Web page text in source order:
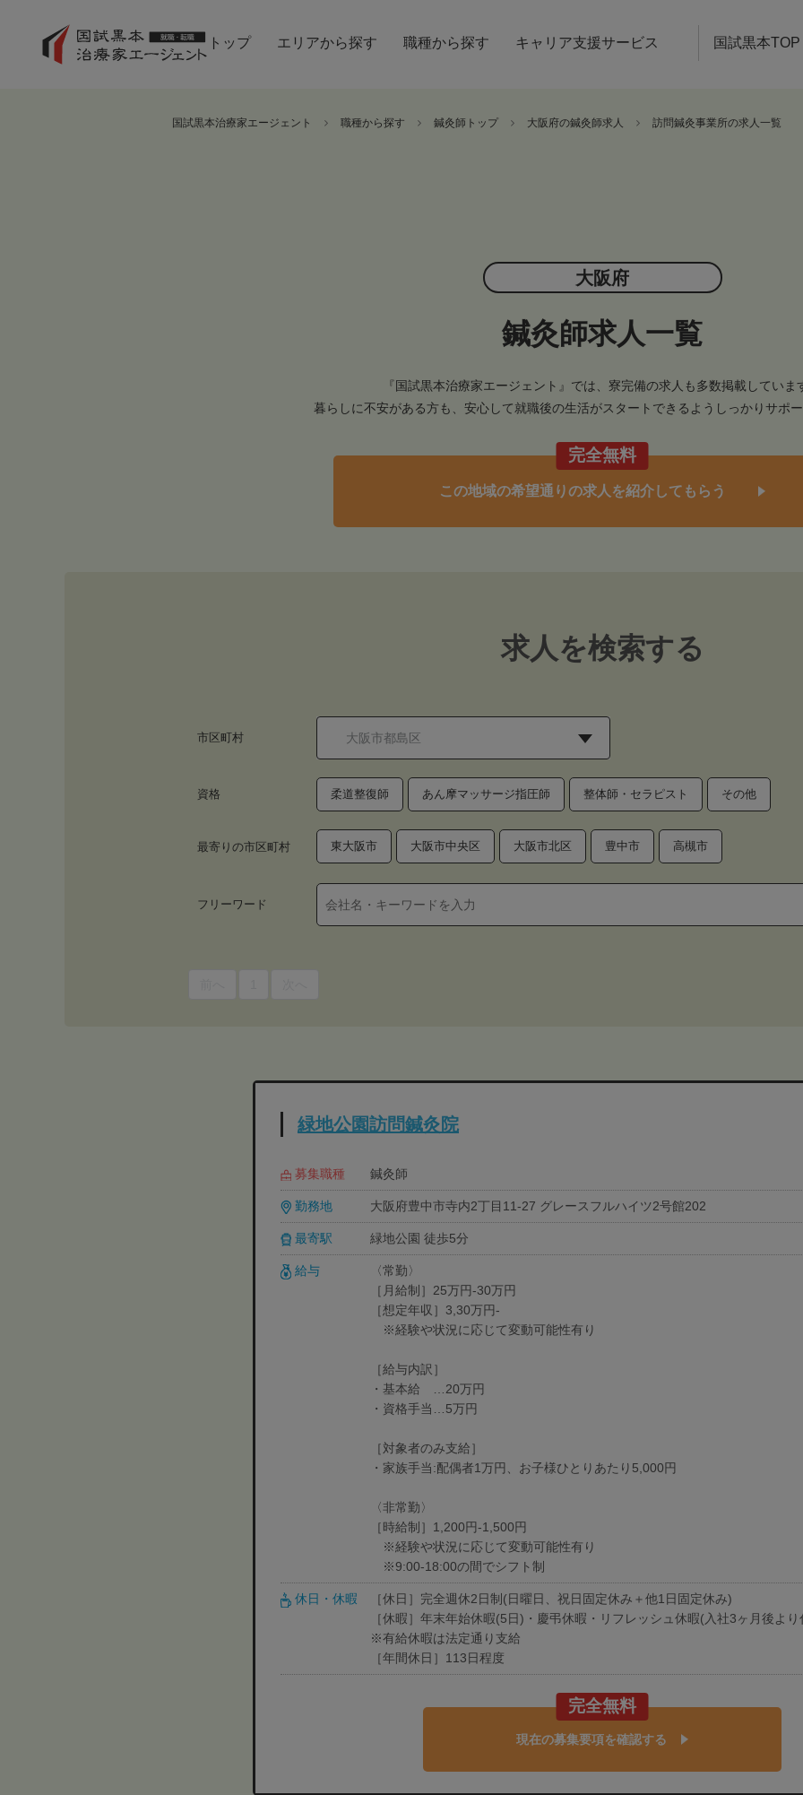
トップ エリアから探す 職種から探す キャリア支援サービス 国試黒本TOP
国試黒本治療家エージェント 職種から探す 鍼灸師トップ 大阪府の鍼灸師求人 訪問鍼灸事業所の求人一覧
大阪府
鍼灸師求人一覧
『国試黒本治療家エージェント』では、寮完備の求人も多数掲載していま
暮らしに不安がある方も、安心して就職後の生活がスタートできるようしっかりサポ
完全無料
この地域の希望通りの求人を紹介してもらう
求人を検索する
市区町村
資格 柔道整復師 あん摩マッサージ指圧師 整体師・セラピスト その他
最寄りの市区町村 東大阪市 大阪市中央区 大阪市北区 豊中市 高槻市
フリーワード
緑地公園訪問鍼灸院
募集職種 鍼灸師
勤務地 大阪府豊中市寺内2丁目11-27 グレースフルハイツ2号館202
最寄駅 緑地公園 徒歩5分
給与
〈常勤〉
［月給制］25万円-30万円
［想定年収］3,30万円-
※経験や状況に応じて変動可能性有り
［給与内訳］
・基本給 …20万円
・資格手当…5万円
［対象者のみ支給］
・家族手当:配偶者1万円、お子様ひとりあたり5,000円
〈非常勤〉
［時給制］1,200円-1,500円
※経験や状況に応じて変動可能性有り
※9:00-18:00の間でシフト制
休日・休暇
［休日］完全週休2日制(日曜日、祝日固定休み＋他1日固定休み)
［休暇］年末年始休暇(5日)・慶弔休暇・リフレッシュ休暇(入社3ヶ月後より
※有給休暇は法定通り支給
［年間休日］113日程度
完全無料
現在の募集要項を確認する